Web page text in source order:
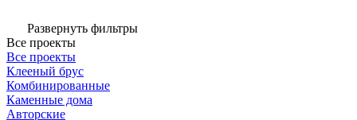
Развернуть фильтры
Все проекты
Все проекты
Клееный брус
Комбинированные
Каменные дома
Авторские